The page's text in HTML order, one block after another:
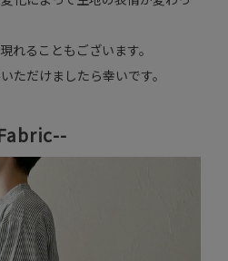
れることもございます。
ただけましたら幸いです。